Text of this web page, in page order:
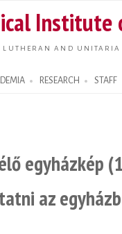
main
Institute
LUTHERAN AND
RESEARCH STAFF
egyházkép
az